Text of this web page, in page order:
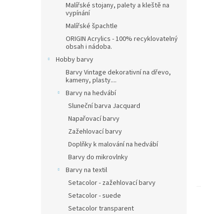
Malířské stojany, palety a kleště na
vypínání
Malířské špachtle
ORIGIN Acrylics - 100% recyklovatelný
obsah i nádoba.
Hobby barvy
Barvy Vintage dekorativní na dřevo,
kameny, plasty....
Barvy na hedvábí
Sluneční barva Jacquard
Napařovací barvy
Zažehlovací barvy
Doplňky k malování na hedvábí
Barvy do mikrovlnky
Barvy na textil
Setacolor - zažehlovací barvy
Setacolor - suede
Setacolor transparent